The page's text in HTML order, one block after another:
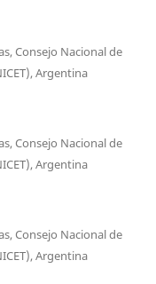
Consejo Nacional de
Argentina
Consejo Nacional de
Argentina
Consejo Nacional de
Argentina